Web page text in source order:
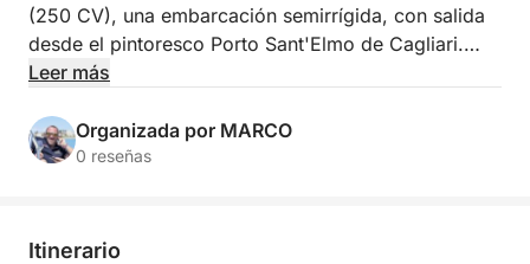
(250 CV), una embarcación semirrígida, con salida
desde el pintoresco Porto Sant'Elmo de Cagliari.
Este tour está dedicado íntegramente a descubrir la
tesoros ocultos.
aguas cristalinas bajo los acantilados. El tour
Leer más
Organizada por MARCO
0 reseñas
Itinerario